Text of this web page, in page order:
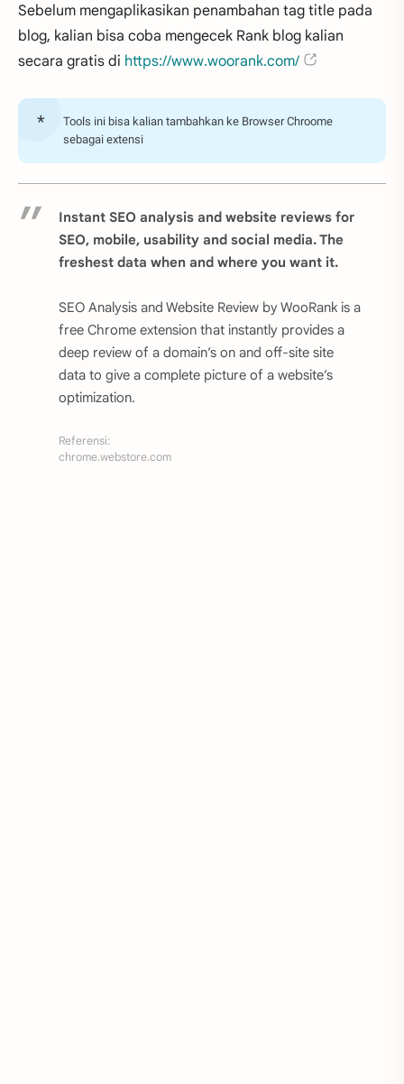
Sebelum mengaplikasikan penambahan tag title pada
blog, kalian bisa coba mengecek Rank blog kalian
secara gratis di https://www.woorank.com/
Tools ini bisa kalian tambahkan ke Browser Chroome
sebagai extensi
Instant SEO analysis and website reviews for
SEO, mobile, usability and social media. The
freshest data when and where you want it.
SEO Analysis and Website Review by WooRank is a
free Chrome extension that instantly provides a
deep review of a domain’s on and off-site site
data to give a complete picture of a website’s
optimization.
Referensi:
chrome.webstore.com